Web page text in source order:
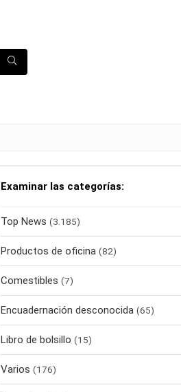
Examinar las categorías:
Top News (3.185)
Productos de oficina (82)
Comestibles (7)
Encuadernación desconocida (65)
Libro de bolsillo (15)
Varios (176)